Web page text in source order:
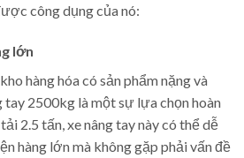
công dụng của nó:
lớn
hàng hóa có sản phẩm nặng và
2500kg là một sự lựa chọn hoàn
2.5 tấn, xe nâng tay này có thể dễ
hàng lớn mà không gặp phải vấn đề